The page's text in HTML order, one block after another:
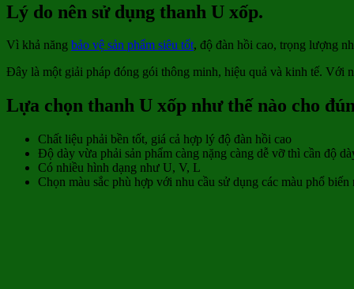
Lý do nên sử dụng thanh U xốp.
Vì khả năng bảo vệ sản phẩm siêu tốt, độ đàn hồi cao, trọng lượng
Đây là một giải pháp đóng gói thông minh, hiệu quả và kinh tế. Với
Lựa chọn thanh U xốp như thế nào cho
Chất liệu phải bền tốt, giá cả hợp lý độ đàn hồi cao
Độ dày vừa phải sản phẩm càng nặng càng dễ vỡ thì cần độ
Có nhiều hình dạng như U, V, L
Chọn màu sắc phù hợp với nhu cầu sử dụng các màu phổ biến